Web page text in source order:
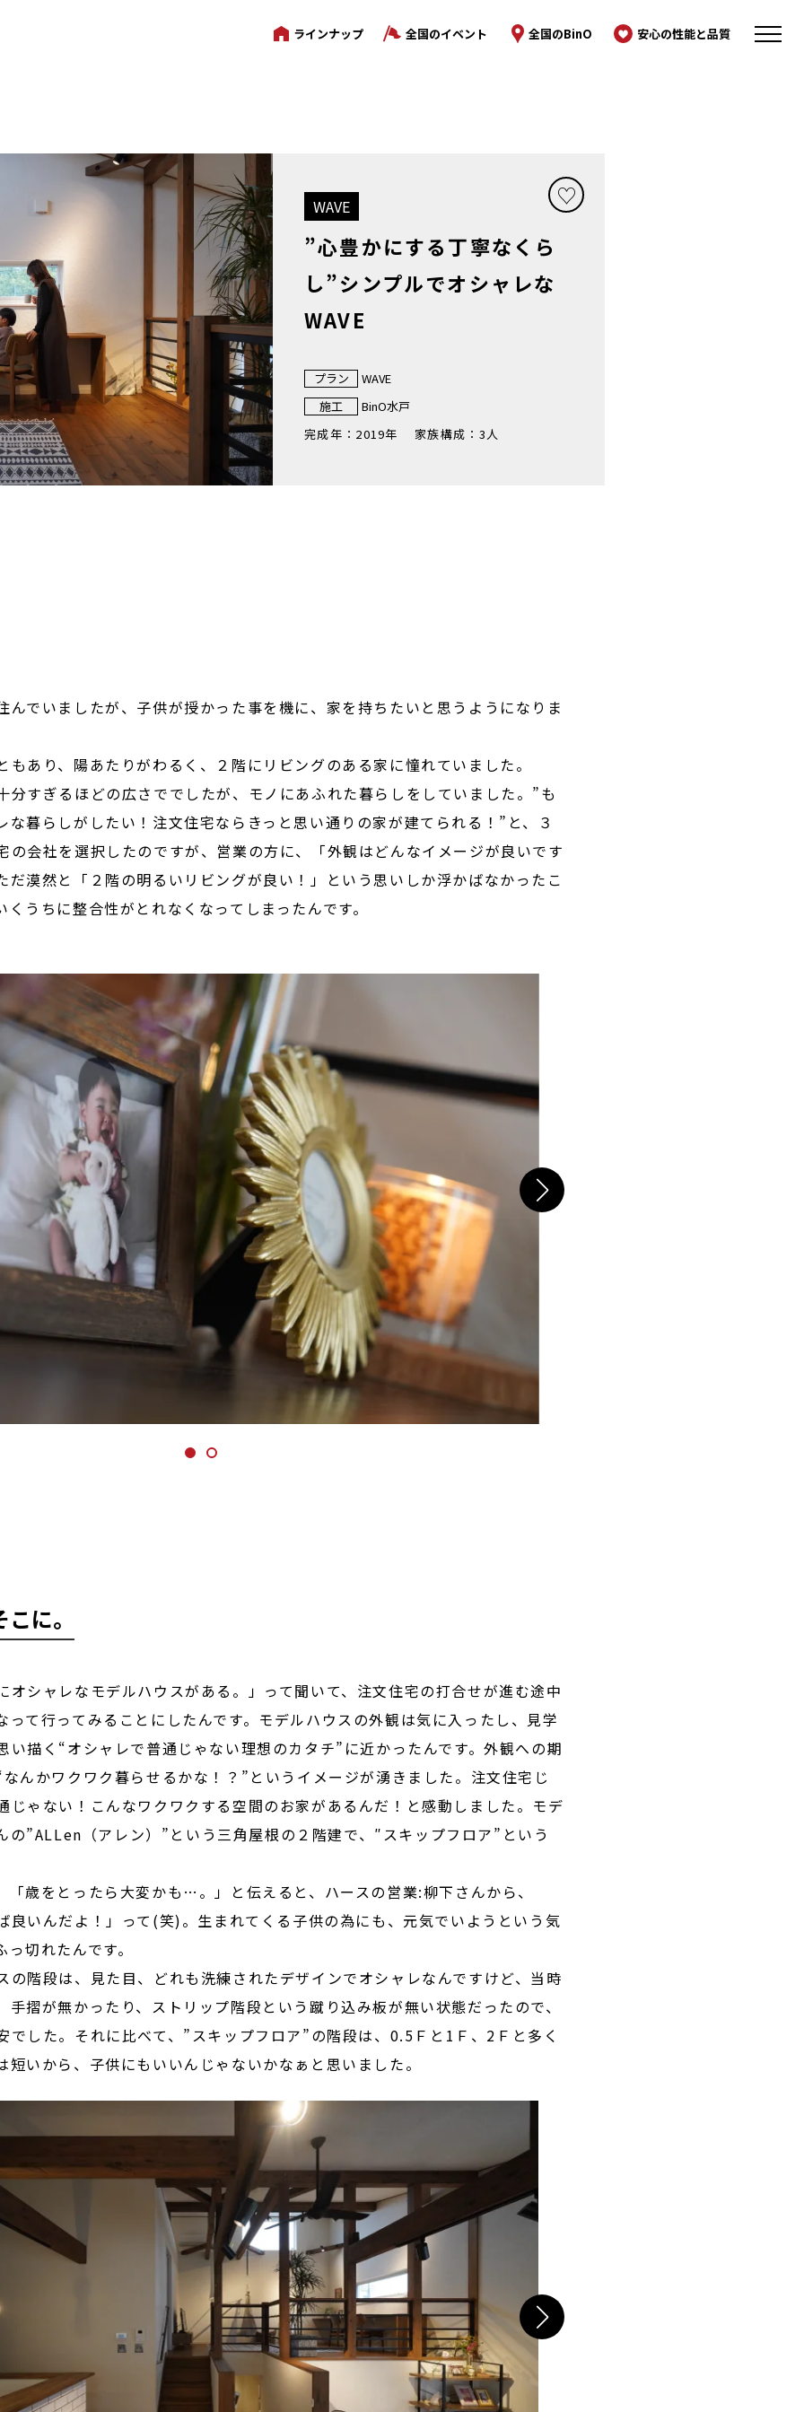
ラインナップ 全国のイベント 全国のBinO 安心の性能と品質
WAVE
”心豊かにする丁寧なくら
し”シンプルでオシャレな
WAVE
プラン
WAVE
施工
BinO水戸
完成年： 2019年 家族構成： 3人
んでいましたが、子供が授かった事を機に、家を持ちたいと思うようになりま
もあり、陽あたりがわるく、２階にリビングのある家に憧れていました。
分すぎるほどの広さででしたが、モノにあふれた暮らしをしていました。”も
な暮らしがしたい！注文住宅ならきっと思い通りの家が建てられる！”と、３
の会社を選択したのですが、営業の方に、「外観はどんなイメージが良いです
だ漠然と「２階の明るいリビングが良い！」という思いしか浮かばなかったこ
うちに整合性がとれなくなってしまったんです。
に。
オシャレなモデルハウスがある。」って聞いて、注文住宅の打合せが進む途中
って行ってみることにしたんです。モデルハウスの外観は気に入ったし、見学
い描く“オシャレで普通じゃない理想のカタチ”に近かったんです。外観への期
んかワクワク暮らせるかな！？”というイメージが湧きました。注文住宅じ
じゃない！こんなワクワクする空間のお家があるんだ！と感動しました。モデ
の”ALLen（アレン）”という三角屋根の２階建で、″スキップフロア”という
「歳をとったら大変かも…。」と伝えると、ハースの営業:柳下さんから、
良いんだよ！」って(笑)。生まれてくる子供の為にも、元気でいようという気
切れたんです。
の階段は、見た目、どれも洗練されたデザインでオシャレなんですけど、当時
手摺が無かったり、ストリップ階段という蹴り込み板が無い状態だったので、
でした。それに比べて、”スキップフロア”の階段は、0.5Ｆと1Ｆ、2Ｆと多く
短いから、子供にもいいんじゃないかなぁと思いました。